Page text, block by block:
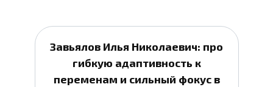
Завьялов Илья Николаевич: про
гибкую адаптивность к
переменам и сильный фокус в